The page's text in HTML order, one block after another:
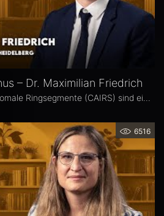
– Dr. Maximilian Friedrich
6516